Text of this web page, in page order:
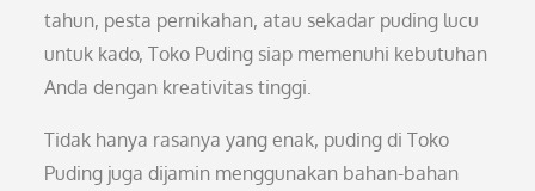
tahun, pesta pernikahan, atau sekadar puding lucu
untuk kado, Toko Puding siap memenuhi kebutuhan
Anda dengan kreativitas tinggi.
Tidak hanya rasanya yang enak, puding di Toko
Puding juga dijamin menggunakan bahan-bahan